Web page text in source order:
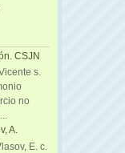
CSJN
s.
no
A.
E. c.